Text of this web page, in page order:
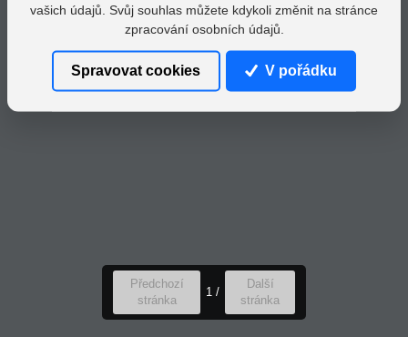
Předchozí
stránka
1 /
Další
stránka
vašich údajů. Svůj souhlas můžete kdykoli změnit na stránce
zpracování osobních údajů.
Spravovat cookies V pořádku